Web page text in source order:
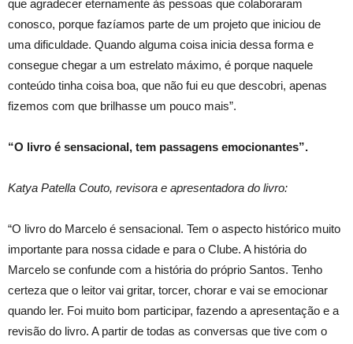
que agradecer eternamente às pessoas que colaboraram
conosco, porque fazíamos parte de um projeto que iniciou de
uma dificuldade. Quando alguma coisa inicia dessa forma e
consegue chegar a um estrelato máximo, é porque naquele
conteúdo tinha coisa boa, que não fui eu que descobri, apenas
fizemos com que brilhasse um pouco mais”.
“O livro é sensacional, tem passagens emocionantes”.
Katya Patella Couto, revisora e apresentadora do livro:
“O livro do Marcelo é sensacional. Tem o aspecto histórico muito
importante para nossa cidade e para o Clube. A história do
Marcelo se confunde com a história do próprio Santos. Tenho
certeza que o leitor vai gritar, torcer, chorar e vai se emocionar
quando ler. Foi muito bom participar, fazendo a apresentação e a
revisão do livro. A partir de todas as conversas que tive com o